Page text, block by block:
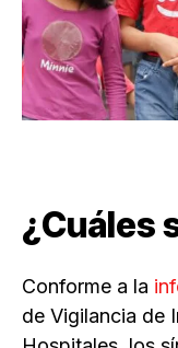
¿Cuáles
Conforme a la
de Vigilancia de